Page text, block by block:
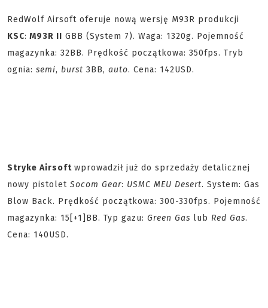
RedWolf Airsoft oferuje nową wersję M93R produkcji
KSC: M93R II GBB (System 7). Waga: 1320g. Pojemność
magazynka: 32BB. Prędkość początkowa: 350fps. Tryb
ognia: semi, burst 3BB, auto. Cena: 142USD.
Stryke Airsoft wprowadził już do sprzedaży detalicznej
nowy pistolet Socom Gear: USMC MEU Desert. System: Gas
Blow Back. Prędkość początkowa: 300-330fps. Pojemność
magazynka: 15[+1]BB. Typ gazu: Green Gas lub Red Gas.
Cena: 140USD.